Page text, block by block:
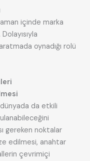
içinde marka
oynadığı rolü
dünyada da etkili
gereken noktalar
edilmesi, anahtar
çevrimiçi